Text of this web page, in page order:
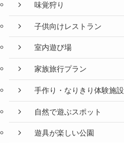
味覚狩り
子供向けレストラン
室内遊び場
家族旅行プラン
手作り・なりきり体験施設
自然で遊ぶスポット
遊具が楽しい公園